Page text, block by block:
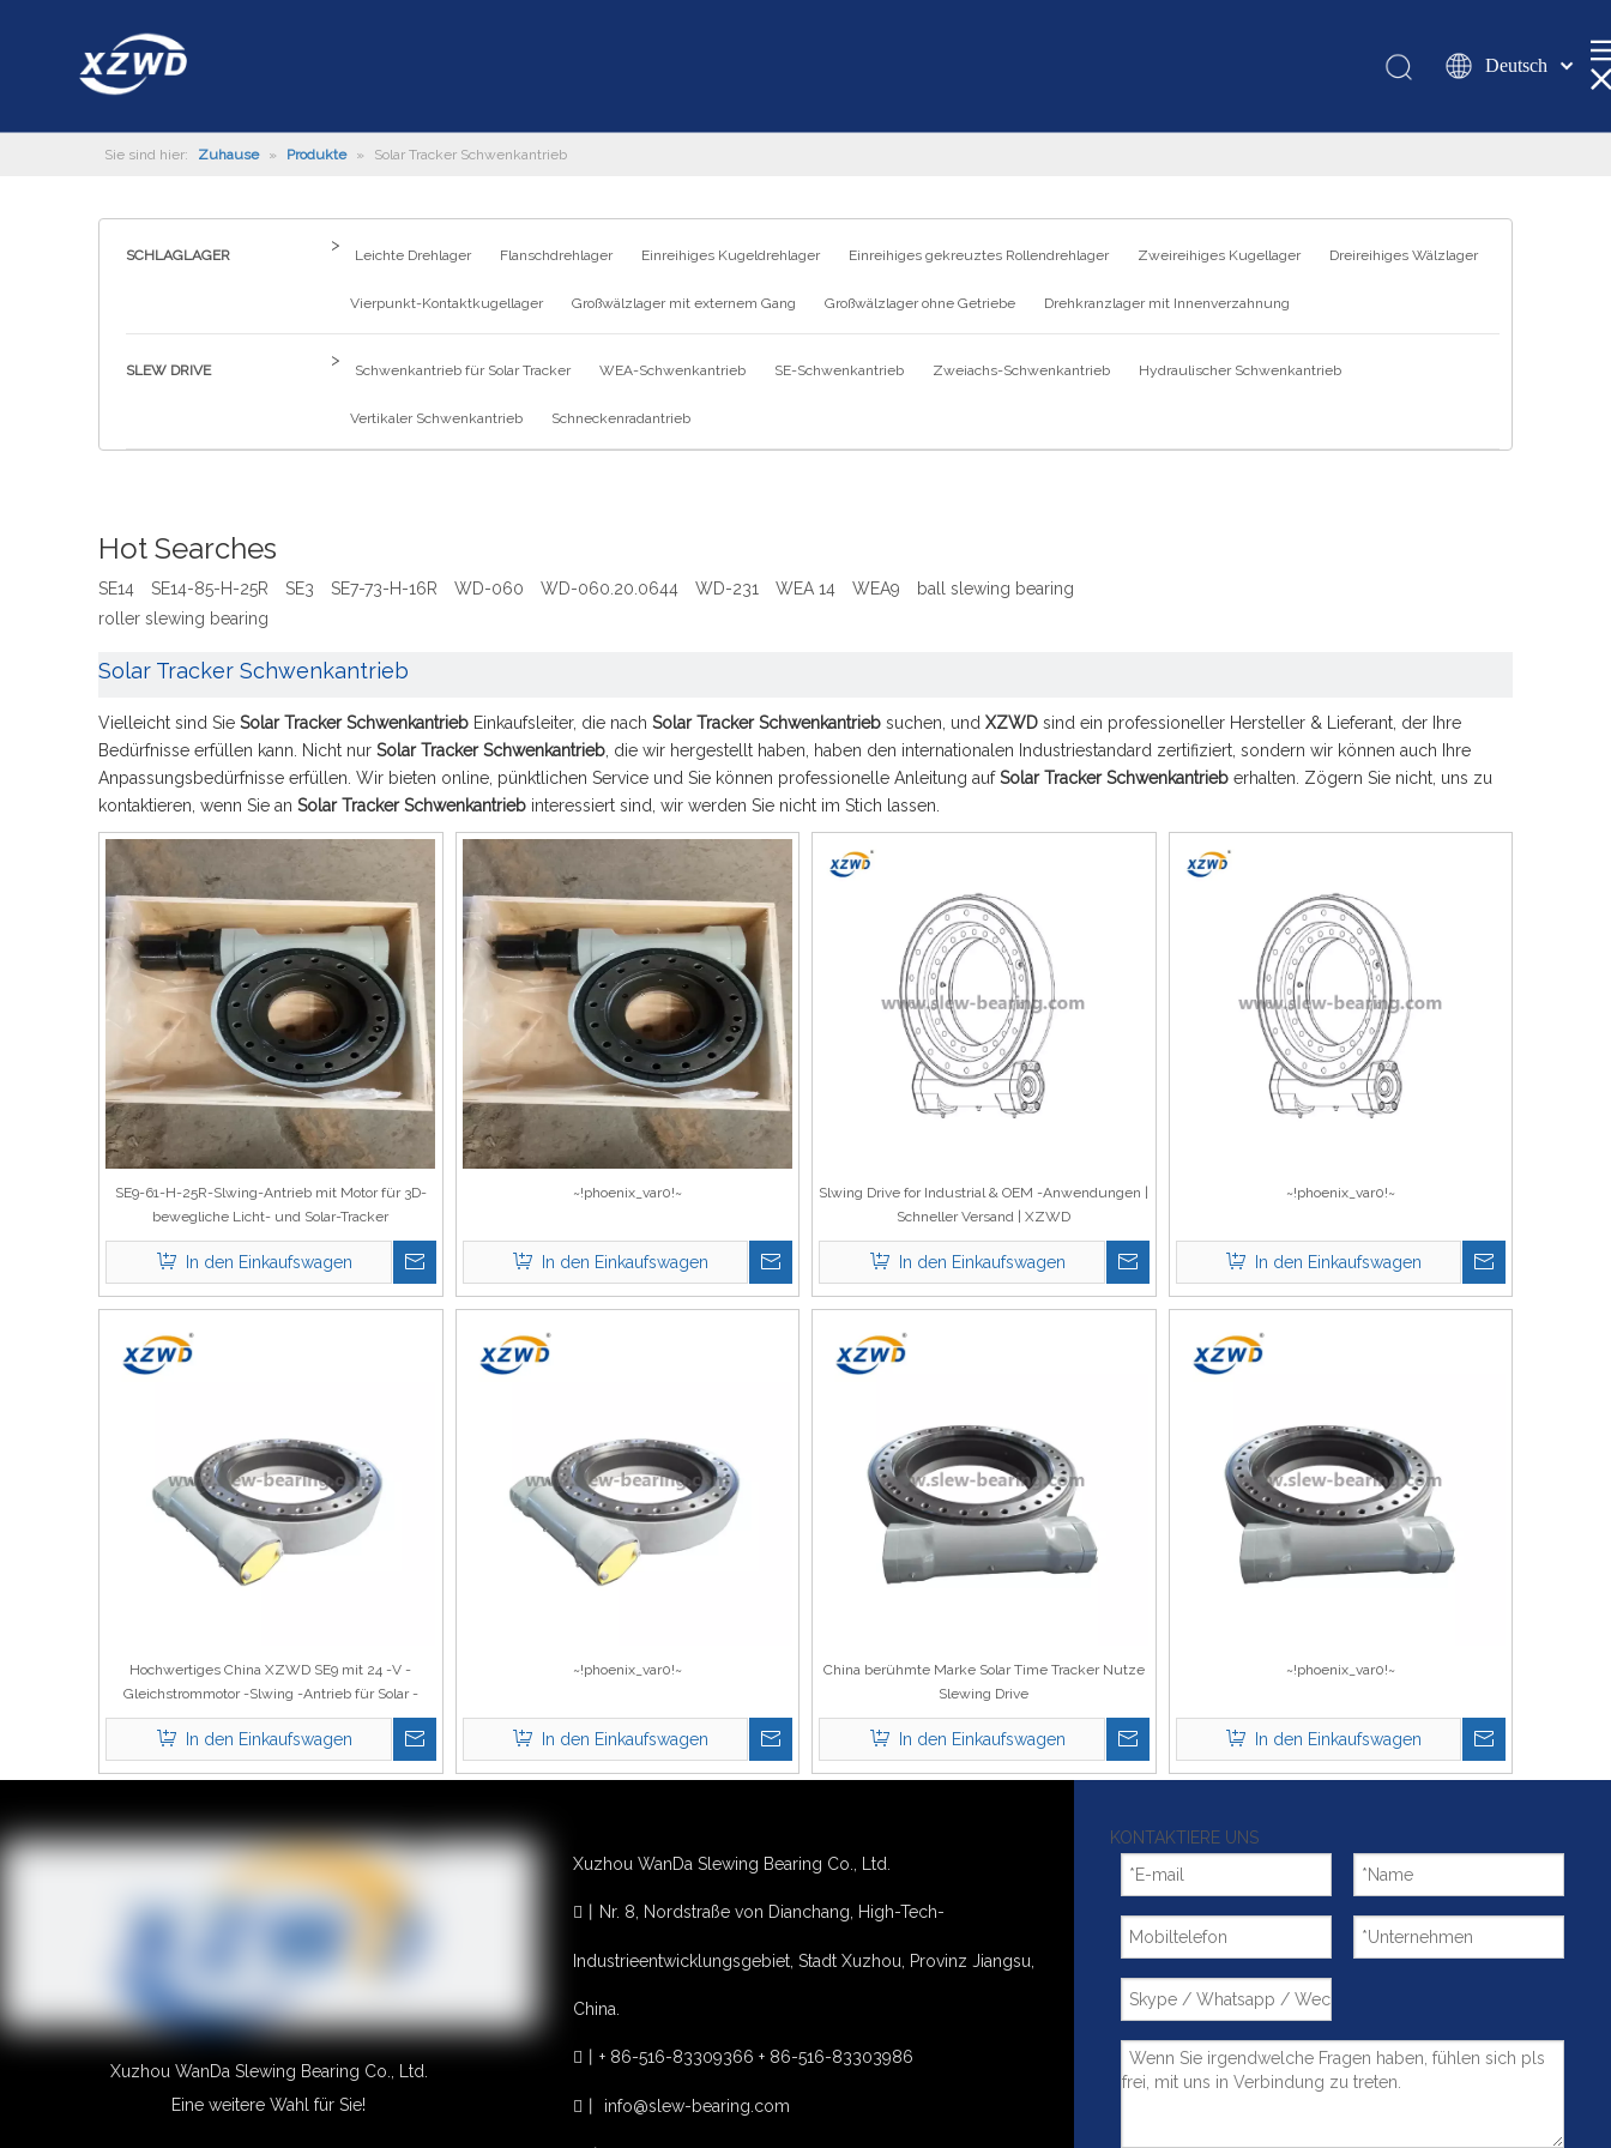
Deutsch
românesc
Français
Sie sind hier: Zuhause » Produkte » Solar Tracker Schwenkantrieb
SCHLAGLAGER
>
Leichte Drehlager Flanschdrehlager Einreihiges Kugeldrehlager Einreihiges gekreuztes Rollendrehlager Zweireihiges Kugellager Dreireihiges Wälzlager
Vierpunkt-Kontaktkugellager Großwälzlager mit externem Gang Großwälzlager ohne Getriebe Drehkranzlager mit Innenverzahnung
SLEW DRIVE
>
Schwenkantrieb für Solar Tracker WEA-Schwenkantrieb SE-Schwenkantrieb Zweiachs-Schwenkantrieb Hydraulischer Schwenkantrieb
Vertikaler Schwenkantrieb Schneckenradantrieb
Hot Searches
SE14 SE14-85-H-25R SE3 SE7-73-H-16R WD-060 WD-060.20.0644 WD-231 WEA 14 WEA9
ball slewing bearing
roller slewing bearing
Solar Tracker Schwenkantrieb
Vielleicht sind Sie Solar Tracker Schwenkantrieb Einkaufsleiter, die nach Solar Tracker Schwenkantrieb suchen, und XZWD sind ein professioneller Hersteller & Lieferant, der Ihre
Bedürfnisse erfüllen kann. Nicht nur Solar Tracker Schwenkantrieb , die wir hergestellt haben, haben den internationalen Industriestandard zertifiziert, sondern wir können auch Ihre
Anpassungsbedürfnisse erfüllen. Wir bieten online, pünktlichen Service und Sie können professionelle Anleitung aufSolar Tracker Schwenkantrieb erhalten. Zögern Sie nicht, uns zu
kontaktieren, wenn Sie an Solar Tracker Schwenkantrieb interessiert sind, wir werden Sie nicht im Stich lassen.
SE9-61-H-25R-Slwing-Antrieb mit Motor für 3D-
bewegliche Licht- und Solar-Tracker
In den Einkaufswagen
~!phoenix_var0!~
In den Einkaufswagen
Slwing Drive for Industrial & OEM -Anwendungen |
Schneller Versand | XZWD
In den Einkaufswagen
~!phoenix_var0!~
In den Einkaufswagen
Hochwertiges China XZWD SE9 mit 24 -V -
Gleichstrommotor -Slwing -Antrieb für Solar -
Tracking -System
In den Einkaufswagen
~!phoenix_var0!~
In den Einkaufswagen
China berühmte Marke Solar Time Tracker Nutze
Slewing Drive
In den Einkaufswagen
~!phoenix_var0!~
In den Einkaufswagen
Xuzhou WanDa Slewing Bearing Co., Ltd.
Eine weitere Wahl für Sie!
Xuzhou WanDa Slewing Bearing Co., Ltd.
 Nr. 8, Nordstraße von Dianchang, High-Tech-
Industrieentwicklungsgebiet, Stadt Xuzhou, Provinz Jiangsu,
China.
 + 86-516-83309366 + 86-516-83303986
 info@slew-bearing.com
KONTAKTIERE UNS